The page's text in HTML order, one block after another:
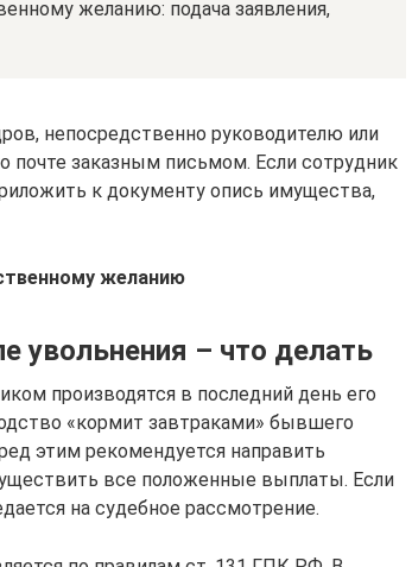
желанию: подача заявления,
непосредственно руководителю или
почте заказным письмом. Если сотрудник
к документу опись имущества,
желанию
увольнения – что делать
производятся в последний день его
«кормит завтраками» бывшего
этим рекомендуется направить
все положенные выплаты. Если
на судебное рассмотрение.